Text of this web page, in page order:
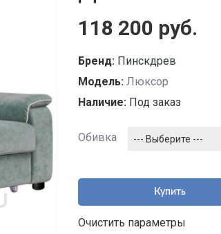
МАТРАСЫ
118 200 руб.
Бренд: Пинскдрев
Модель: Люксор
Наличие: Под заказ
Обивка --- Выберите ---
Купить
Очистить параметры